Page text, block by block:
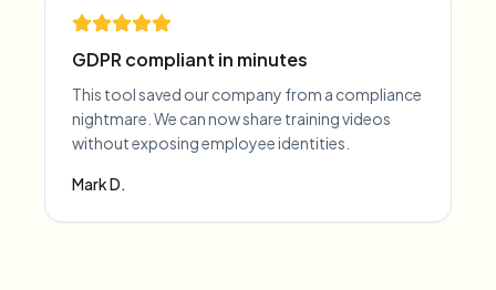
GDPR compliant in minutes
This tool saved our company from a compliance
nightmare. We can now share training videos
without exposing employee identities.
Mark D.